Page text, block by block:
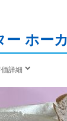
ー ホー
詳細